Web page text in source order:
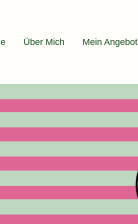
Über Mich Mein Angebot